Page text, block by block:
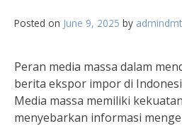
Posted on June 9, 2025 by admindmt
Peran media massa dalam
berita ekspor impor di
Media massa memiliki
menyebarkan informasi